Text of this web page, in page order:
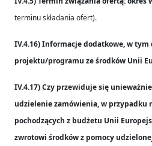
terminu składania ofert).
IV.4.16) Informacje dodatkowe, w
projektu/programu ze środków Unii
IV.4.17) Czy przewiduje się
udzielenie zamówienia, w przypadku
pochodzących z budżetu Unii
zwrotowi środków z pomocy